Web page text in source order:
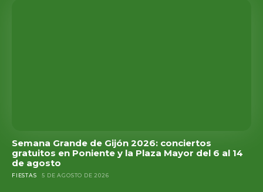
Semana Grande de Gijón 2026: conciertos
gratuitos en Poniente y la Plaza Mayor del 6 al 14
de agosto
FIESTAS 5 DE AGOSTO DE 2026